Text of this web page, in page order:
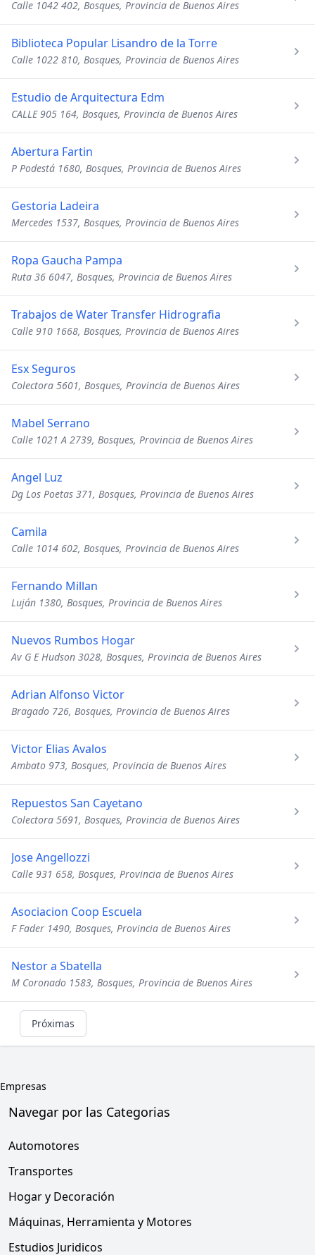
Calle 1042 402, Bosques, Provincia de Buenos Aires
Biblioteca Popular Lisandro de la Torre
Calle 1022 810, Bosques, Provincia de Buenos Aires
Estudio de Arquitectura Edm
CALLE 905 164, Bosques, Provincia de Buenos Aires
Abertura Fartin
P Podestá 1680, Bosques, Provincia de Buenos Aires
Gestoria Ladeira
Mercedes 1537, Bosques, Provincia de Buenos Aires
Ropa Gaucha Pampa
Ruta 36 6047, Bosques, Provincia de Buenos Aires
Trabajos de Water Transfer Hidrografia
Calle 910 1668, Bosques, Provincia de Buenos Aires
Esx Seguros
Colectora 5601, Bosques, Provincia de Buenos Aires
Mabel Serrano
Calle 1021 A 2739, Bosques, Provincia de Buenos Aires
Angel Luz
Dg Los Poetas 371, Bosques, Provincia de Buenos Aires
Camila
Calle 1014 602, Bosques, Provincia de Buenos Aires
Fernando Millan
Luján 1380, Bosques, Provincia de Buenos Aires
Nuevos Rumbos Hogar
Av G E Hudson 3028, Bosques, Provincia de Buenos Aires
Adrian Alfonso Victor
Bragado 726, Bosques, Provincia de Buenos Aires
Victor Elias Avalos
Ambato 973, Bosques, Provincia de Buenos Aires
Repuestos San Cayetano
Colectora 5691, Bosques, Provincia de Buenos Aires
Jose Angellozzi
Calle 931 658, Bosques, Provincia de Buenos Aires
Asociacion Coop Escuela
F Fader 1490, Bosques, Provincia de Buenos Aires
Nestor a Sbatella
M Coronado 1583, Bosques, Provincia de Buenos Aires
Próximas
Empresas
Navegar por las Categorias
Automotores
Transportes
Hogar y Decoración
Máquinas, Herramienta y Motores
Estudios Juridicos